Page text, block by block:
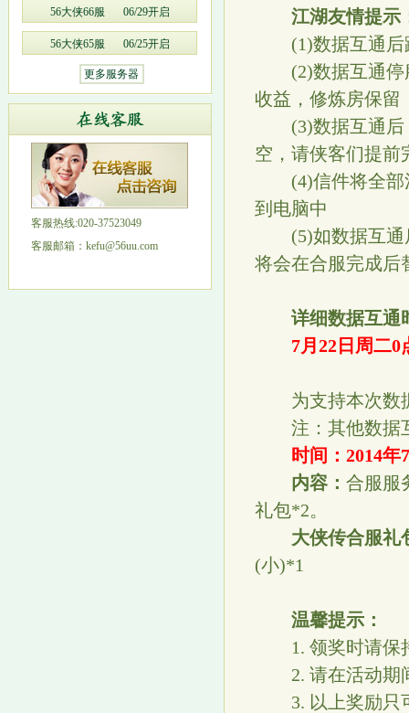
56大侠66服 06/29开启
56大侠65服 06/25开启
更多服务器
客服热线:020-37523049
客服邮箱：kefu@56uu.com
江湖友情提示
(1)数据互通后
(2)数据互通停
收益，修炼房保留
(3)数据互通后
空，请侠客们提前
(4)信件将全部
到电脑中
(5)如数据互通
将会在合服完成后
详细数据互通
7月22日周二0
为支持本次数据
注：其他数据互
时间：2014年
内容： 合服服
礼包*2。
大侠传合服礼
(小)*1
温馨提示：
1. 领奖时请保持
2. 请在活动期
3. 以上奖励只